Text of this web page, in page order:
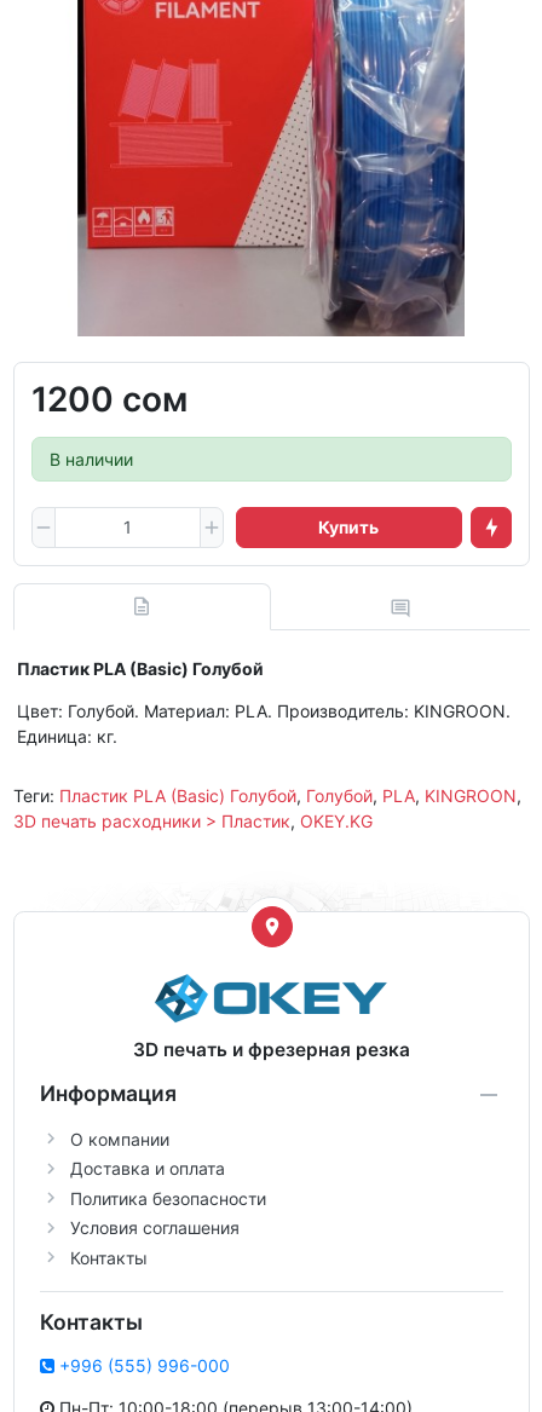
1200 сом
В наличии
Купить
Пластик PLA (Basic) Голубой
Цвет: Голубой. Материал: PLA. Производитель: KINGROON.
Единица: кг.
Теги: Пластик PLA (Basic) Голубой, Голубой, PLA, KINGROON,
3D печать расходники > Пластик, OKEY.KG
3D печать и фрезерная резка
Информация
О компании
Доставка и оплата
Политика безопасности
Условия соглашения
Контакты
Контакты
+996 (555) 996-000